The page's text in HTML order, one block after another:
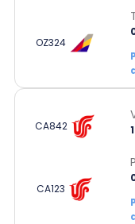
OZ324
CA842
CA123